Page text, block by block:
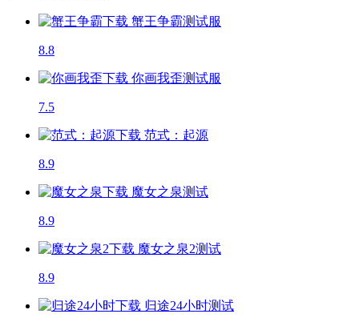
蟹王争霸测试服
8.8
你画我歪测试服
7.5
范式：起源
8.9
魔女之泉测试
8.9
魔女之泉2测试
8.9
归途24小时测试